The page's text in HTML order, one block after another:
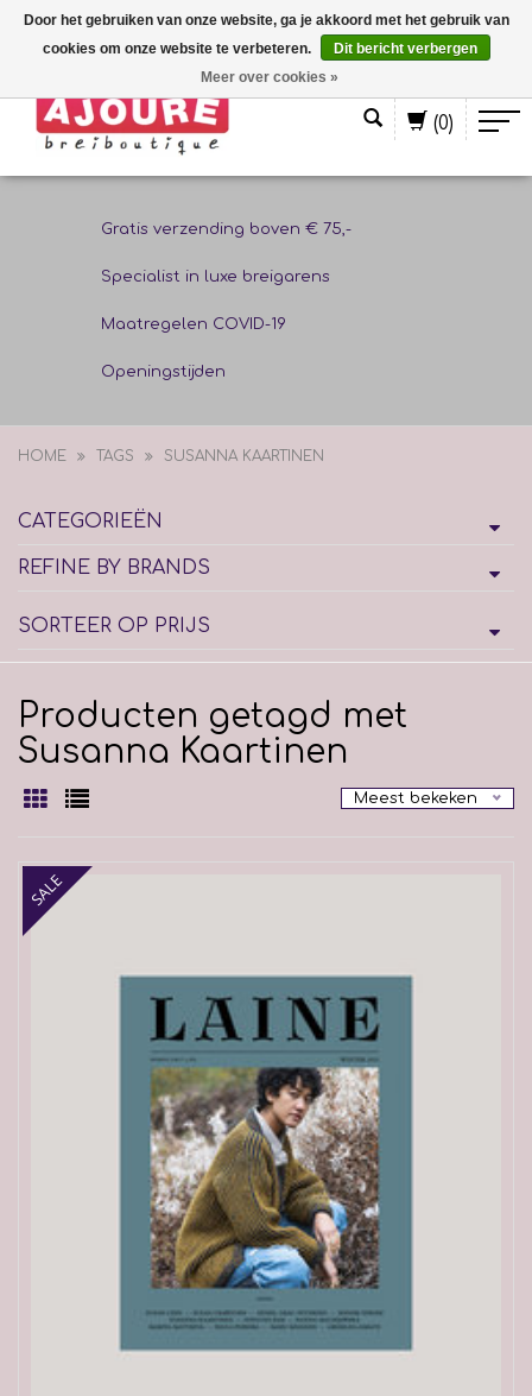
(0)
Gratis verzending boven € 75,-
Specialist in luxe breigarens
Maatregelen COVID-19
Openingstijden
HOME TAGS SUSANNA KAARTINEN
CATEGORIEËN
REFINE BY BRANDS
SORTEER OP PRIJS
Producten getagd met
Susanna Kaartinen
Meest bekeken
SALE
Door het gebruiken van onze website, ga je akkoord met het gebruik van
cookies om onze website te verbeteren.
Dit bericht verbergen
Meer over cookies »